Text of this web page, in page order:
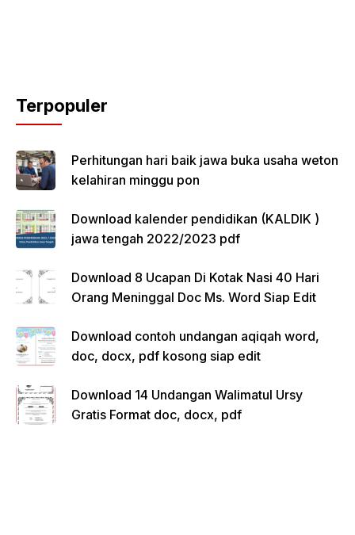
Terpopuler
Perhitungan hari baik jawa buka usaha weton
kelahiran minggu pon
Download kalender pendidikan (KALDIK )
jawa tengah 2022/2023 pdf
Download 8 Ucapan Di Kotak Nasi 40 Hari
Orang Meninggal Doc Ms. Word Siap Edit
Download contoh undangan aqiqah word,
doc, docx, pdf kosong siap edit
Download 14 Undangan Walimatul Ursy
Gratis Format doc, docx, pdf